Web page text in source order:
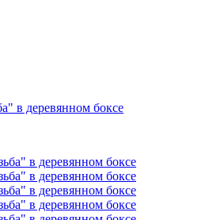
в деревянном боксе